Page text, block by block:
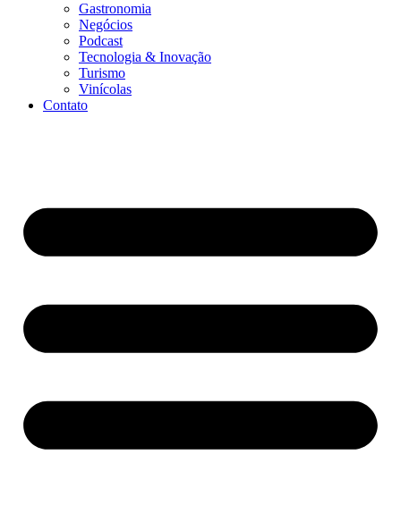
Gastronomia
Negócios
Podcast
Tecnologia & Inovação
Turismo
Vinícolas
Contato